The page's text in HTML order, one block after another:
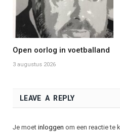
Open oorlog in voetballand
3 augustus 2026
LEAVE A REPLY
Je moet inloggen om een reactie te